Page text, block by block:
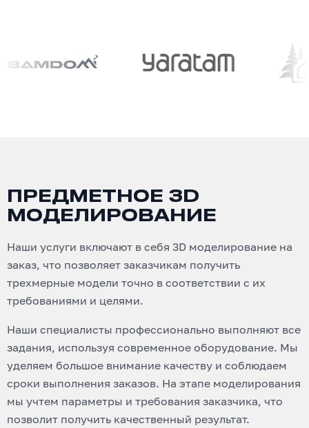
ПРЕДМЕТНОЕ 3D
МОДЕЛИРОВАНИЕ
Наши услуги включают в себя 3D моделирование на
заказ, что позволяет заказчикам получить
трехмерные модели точно в соответствии с их
требованиями и целями.
Наши специалисты профессионально выполняют все
задания, используя современное оборудование. Мы
уделяем большое внимание качеству и соблюдаем
сроки выполнения заказов. На этапе моделирования
мы учтем параметры и требования заказчика, что
позволит получить качественный результат.